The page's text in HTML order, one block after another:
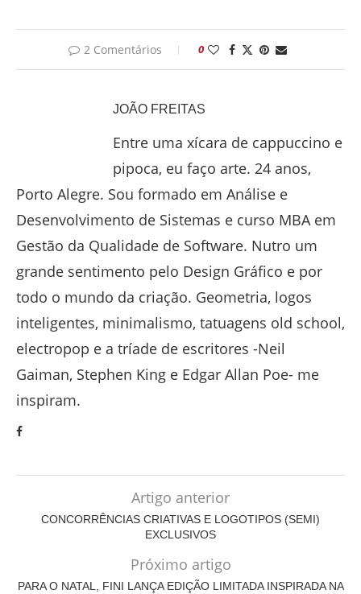
2 Comentários 0
JOÃO FREITAS
Entre uma xícara de cappuccino e
pipoca, eu faço arte. 24 anos,
Porto Alegre. Sou formado em Análise e
Desenvolvimento de Sistemas e curso MBA em
Gestão da Qualidade de Software. Nutro um
grande sentimento pelo Design Gráfico e por
todo o mundo da criação. Geometria, logos
inteligentes, minimalismo, tatuagens old school,
electropop e a tríade de escritores -Neil
Gaiman, Stephen King e Edgar Allan Poe- me
inspiram.
Artigo anterior
CONCORRÊNCIAS CRIATIVAS E LOGOTIPOS (SEMI)
EXCLUSIVOS
Próximo artigo
PARA O NATAL, FINI LANÇA EDIÇÃO LIMITADA INSPIRADA NA